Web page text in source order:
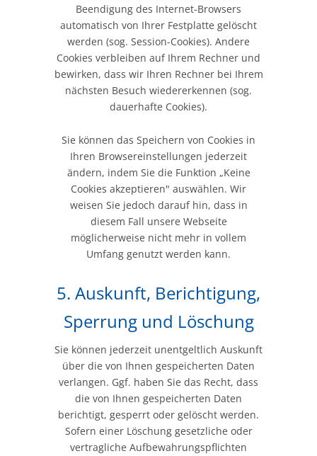
Beendigung des Internet-Browsers
automatisch von Ihrer Festplatte gelöscht
werden (sog. Session-Cookies). Andere
Cookies verbleiben auf Ihrem Rechner und
bewirken, dass wir Ihren Rechner bei Ihrem
nächsten Besuch wiedererkennen (sog.
dauerhafte Cookies).
Sie können das Speichern von Cookies in
Ihren Browsereinstellungen jederzeit
ändern, indem Sie die Funktion „Keine
Cookies akzeptieren" auswählen. Wir
weisen Sie jedoch darauf hin, dass in
diesem Fall unsere Webseite
möglicherweise nicht mehr in vollem
Umfang genutzt werden kann.
5. Auskunft, Berichtigung,
Sperrung und Löschung
Sie können jederzeit unentgeltlich Auskunft
über die von Ihnen gespeicherten Daten
verlangen. Ggf. haben Sie das Recht, dass
die von Ihnen gespeicherten Daten
berichtigt, gesperrt oder gelöscht werden.
Sofern einer Löschung gesetzliche oder
vertragliche Aufbewahrungspflichten